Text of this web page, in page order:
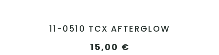
11-0510 TCX AFTERGLOW
15,00 €